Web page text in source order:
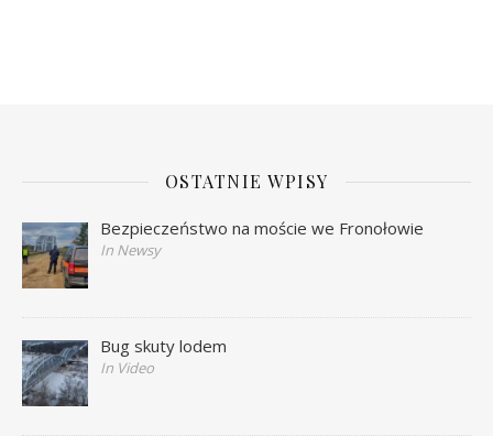
OSTATNIE WPISY
Bezpieczeństwo na moście we Fronołowie
In Newsy
Bug skuty lodem
In Video